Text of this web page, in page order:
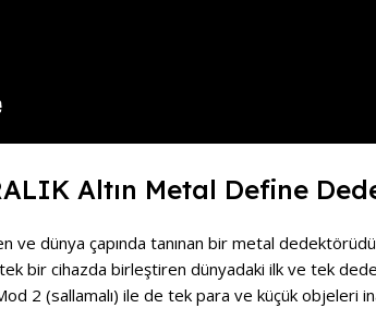
Altın Metal Define
ve dünya çapında tanınan bir metal
bir cihazda birleştiren dünyadaki ilk ve tek
2 (sallamalı) ile de tek para ve küçük objeleri